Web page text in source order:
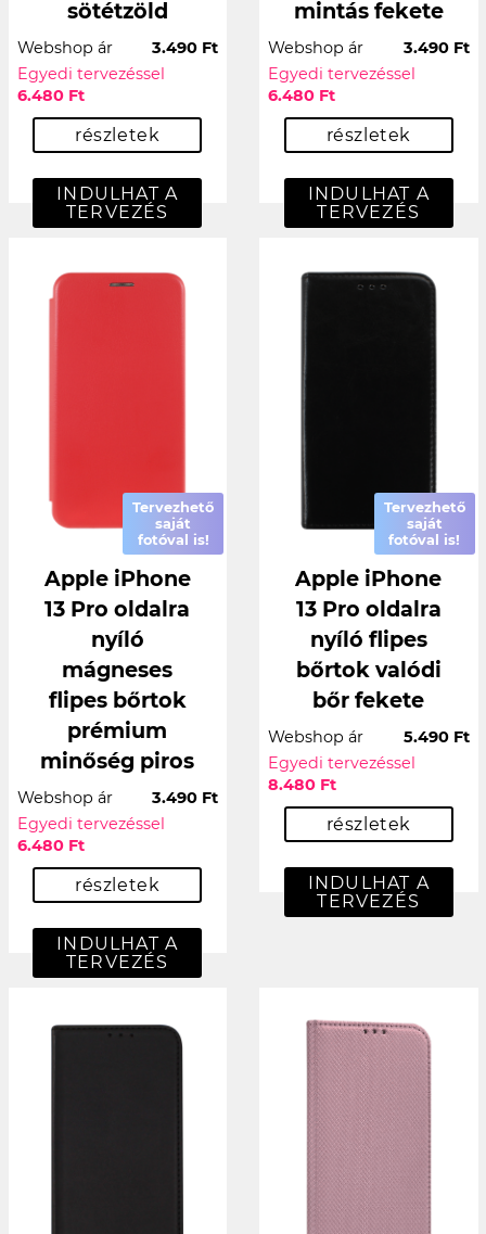
sötétzöld
Webshop ár
3.490 Ft
Egyedi tervezéssel
6.480 Ft
részletek
INDULHAT A
TERVEZÉS
mintás fekete
Webshop ár
3.490 Ft
Egyedi tervezéssel
6.480 Ft
részletek
INDULHAT A
TERVEZÉS
Tervezhető
saját
fotóval is!
Apple iPhone
13 Pro oldalra
nyíló
mágneses
flipes bőrtok
prémium
minőség piros
Webshop ár
3.490 Ft
Egyedi tervezéssel
6.480 Ft
részletek
INDULHAT A
TERVEZÉS
Tervezhető
saját
fotóval is!
Apple iPhone
13 Pro oldalra
nyíló flipes
bőrtok valódi
bőr fekete
Webshop ár
5.490 Ft
Egyedi tervezéssel
8.480 Ft
részletek
INDULHAT A
TERVEZÉS